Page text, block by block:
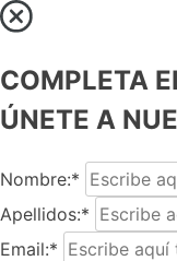
COMPLETA
ÚNETE A
Nombre:*
Apellidos:*
Email:*